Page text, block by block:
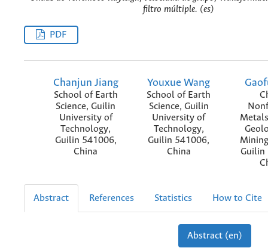
filtro múltiple. (es)
PDF
Chanjun Jiang
School of Earth
Science, Guilin
University of
Technology,
Guilin 541006,
China
Youxue Wang
School of Earth
Science, Guilin
University of
Technology,
Guilin 541006,
China
Guilin
Abstract References Statistics How to Cite
Abstract (en)